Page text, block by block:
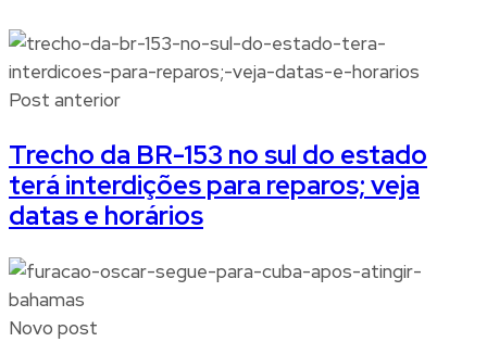
Post anterior
Trecho da BR-153 no sul do estado
terá interdições para reparos; veja
datas e horários
Novo post